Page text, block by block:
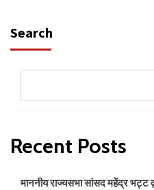
Search
Recent Posts
माननीय राज्यसभा सांसद महेंद्र भट्ट